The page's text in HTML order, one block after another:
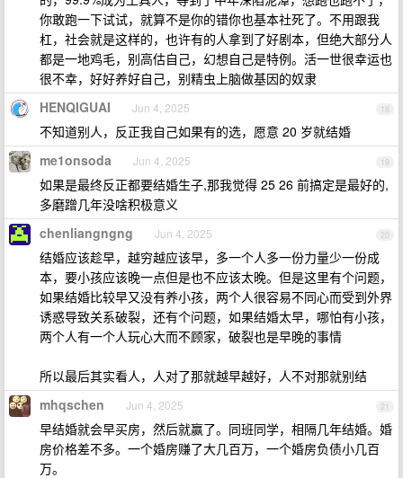
你敢跑一下试试，就算不是你的错你也基本社死了。不用跟我
杠，社会就是这样的，也许有的人拿到了好剧本，但绝大部分人
都是一地鸡毛，别高估自己，幻想自己是特例。活一世很幸运也
很不幸，好好养好自己，别精虫上脑做基因的奴隶
18
HENQIGUAI Jun 4, 2025
不知道别人，反正我自己如果有的选，愿意 20 岁就结婚
19
me1onsoda Jun 4, 2025
如果是最终反正都要结婚生子,那我觉得 25 26 前搞定是最好的,
多磨蹭几年没啥积极意义
20
chenliangngng Jun 4, 2025
结婚应该趁早，越穷越应该早，多一个人多一份力量少一份成
本，要小孩应该晚一点但是也不应该太晚。但是这里有个问题，
如果结婚比较早又没有养小孩，两个人很容易不同心而受到外界
诱惑导致关系破裂，还有个问题，如果结婚太早，哪怕有小孩，
两个人有一个人玩心大而不顾家，破裂也是早晚的事情
所以最后其实看人，人对了那就越早越好，人不对那就别结
21
mhqschen Jun 4, 2025
早结婚就会早买房，然后就赢了。同班同学，相隔几年结婚。婚
房价格差不多。一个婚房赚了大几百万，一个婚房负债小几百
万。